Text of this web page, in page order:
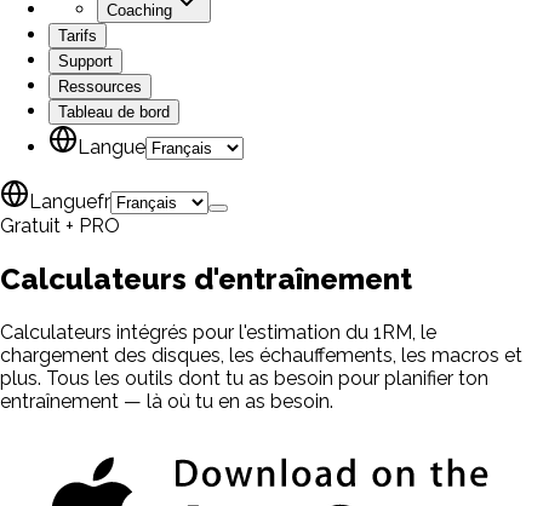
Coaching
Tarifs
Support
Ressources
Tableau de bord
Langue
Languefr
Gratuit + PRO
Calculateurs d'entraînement
Calculateurs intégrés pour l'estimation du 1RM, le
chargement des disques, les échauffements, les macros et
plus. Tous les outils dont tu as besoin pour planifier ton
entraînement — là où tu en as besoin.